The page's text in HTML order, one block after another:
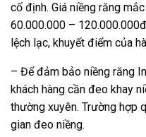
cố định. Giá niềng răng
60.000.000 –
lệch lạc, khuyết điểm của
– Để đảm bảo niềng răng
khách hàng cần đeo khay
thường xuyên. Trường hợp
gian đeo niềng.